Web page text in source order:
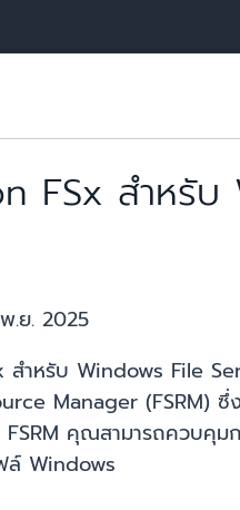
FSx สำหรั
.ย. 2025
สำหรับ Windows File
Manager (FSRM)
คุณสามารถควบคุมก
ล์ Windows